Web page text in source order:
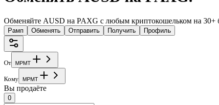
Обменяйте AUSD на PAXG с любым криптокошельком на 30+
Рамп Обменять Отправить Получить Профиль
От MPMT
Кому MPMT
Вы продаёте
0